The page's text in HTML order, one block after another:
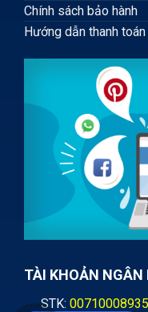
Chính sách bảo hành
Hướng dẫn thanh toán
TÀI KHOẢN NGÂN
STK: